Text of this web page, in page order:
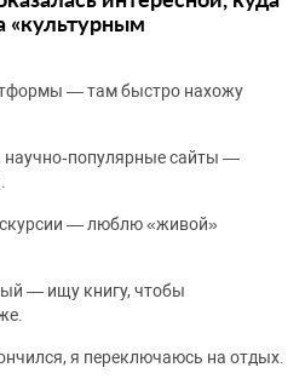
«культурным
— там быстро нахожу
научно‑популярные сайты —
— люблю «живой»
— ищу книгу, чтобы
я переключаюсь на отдых.